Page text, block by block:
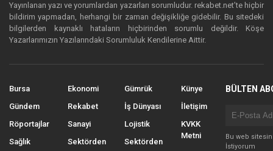
Yayınlanan yazı ve yorumlardan yazarları sorumludur. rekabet.net’te hiçbir
bildirim yapmadan, herhangi bir zaman değişikliğe gidebilir. Bu sitedeki
bilgilerden kaynaklı hataların hiçbirinden sorumlu değildir. Köşe
Yazarlarımızın Yazılarındaki Sorumluluk Kendilerine Aittir.
Bursa
Gündem
Röportajlar
Sağlık
Ekonomi
Rekabet
Sanayi
Sektörden
Gümrük
İş Dünyası
Lojistik
Sektörden
Künye
İletişim
KVKK
Metni
BÜLTEN
Bu web
İstiyorum